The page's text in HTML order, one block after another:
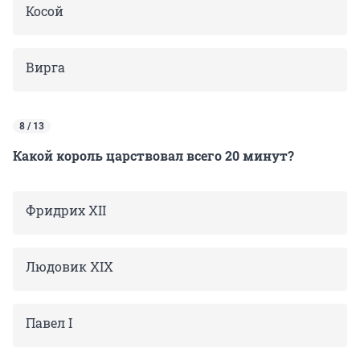
Косой
Вирга
8 / 13
Какой король царствовал всего 20 минут?
Фридрих XII
Людовик XIX
Павел I